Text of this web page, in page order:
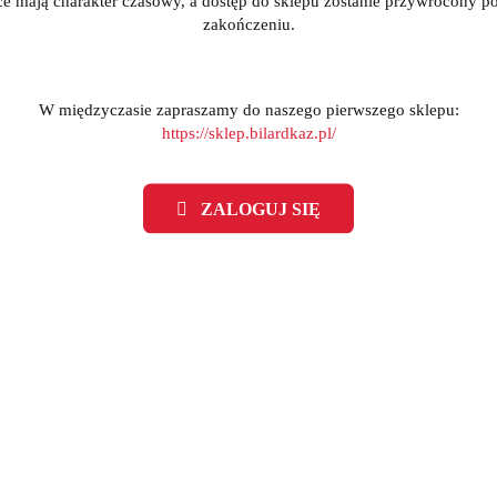
zakończeniu.
W międzyczasie zapraszamy do naszego pierwszego sklepu:
https://sklep.bilardkaz.pl/
ZALOGUJ SIĘ